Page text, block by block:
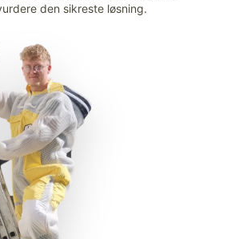
den sikreste løsning.